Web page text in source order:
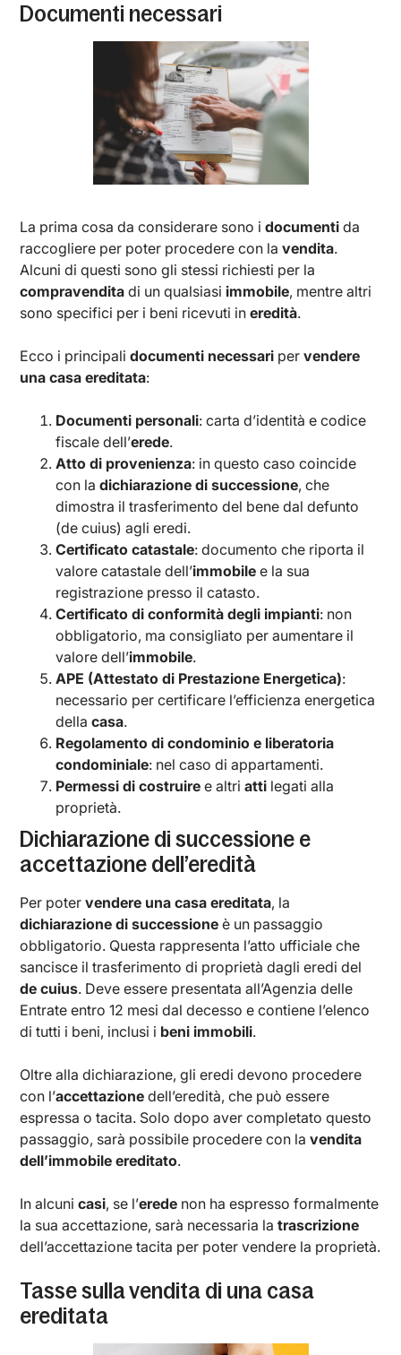
Documenti necessari
La prima cosa da considerare sono idocumenti da
raccogliere per poter procedere con lavendita.
Alcuni di questi sono gli stessi richiesti per la
compravendita di un qualsiasi immobile, mentre altri
sono specifici per i beni ricevuti ineredità.
Ecco i principalidocumenti necessari pervendere
una casa ereditata:
Documenti personali: carta d’identità e codice
fiscale dell’erede.
Atto di provenienza: in questo caso coincide
con ladichiarazione di successione, che
dimostra il trasferimento del bene dal defunto
(de cuius) agli eredi.
Certificato catastale: documento che riporta il
valore catastale dell’immobile e la sua
registrazione presso il catasto.
Certificato di conformità degli impianti: non
obbligatorio, ma consigliato per aumentare il
valore dell’immobile.
APE (Attestato di Prestazione Energetica):
necessario per certificare l’efficienza energetica
dellacasa.
Regolamento di condominio e liberatoria
condominiale: nel caso di appartamenti.
Permessi di costruire e altriatti legati alla
proprietà.
Dichiarazione di successione e
accettazione dell’eredità
Per potervendere una casa ereditata, la
dichiarazione di successione è un passaggio
obbligatorio. Questa rappresenta l’atto ufficiale che
sancisce il trasferimento di proprietà dagli eredi del
de cuius. Deve essere presentata all’Agenzia delle
Entrate entro 12 mesi dal decesso e contiene l’elenco
di tutti i beni, inclusi i beni immobili.
Oltre alla dichiarazione, gli eredi devono procedere
con l’accettazione dell’eredità, che può essere
espressa o tacita. Solo dopo aver completato questo
passaggio, sarà possibile procedere con lavendita
dell’immobile ereditato.
In alcunicasi, se l’erede non ha espresso formalmente
la sua accettazione, sarà necessaria latrascrizione
dell’accettazione tacita per poter vendere la proprietà.
Tasse sulla vendita di una casa
ereditata